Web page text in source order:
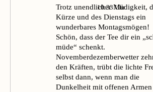
10:33 Uhr
Trotz unendlicher Müdigkeit,
Kürze und des Dienstags ein
wunderbares Montagsmögen!
Schön, dass der Tee dir ein
müde“ schenkt.
Novemberdezemberwetter
den Kräften, trübt die lichte
selbst dann, wenn man die
Dunkelheit mit offenen Armen